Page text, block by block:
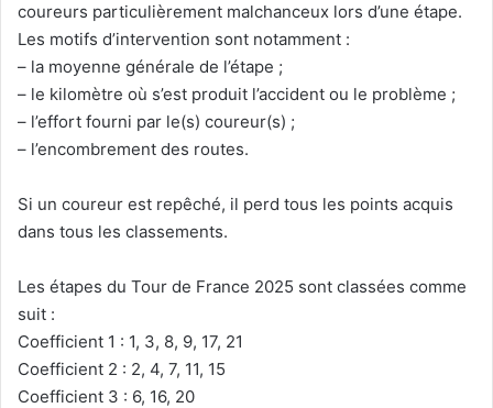
coureurs particulièrement malchanceux lors d’une étape.
Les motifs d’intervention sont notamment :
– la moyenne générale de l’étape ;
– le kilomètre où s’est produit l’accident ou le problème ;
– l’effort fourni par le(s) coureur(s) ;
– l’encombrement des routes.
Si un coureur est repêché, il perd tous les points acquis
dans tous les classements.
Les étapes du Tour de France 2025 sont classées comme
suit :
Coefficient 1 : 1, 3, 8, 9, 17, 21
Coefficient 2 : 2, 4, 7, 11, 15
Coefficient 3 : 6, 16, 20